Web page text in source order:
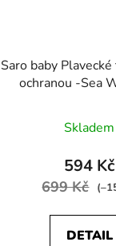
Saro baby
ochranou -Sea
Skladem
594 Kč
699 Kč
DETAIL